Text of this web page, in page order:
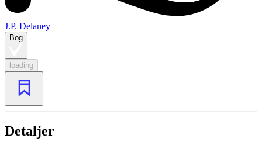
J.P. Delaney
Bog
loading
Detaljer